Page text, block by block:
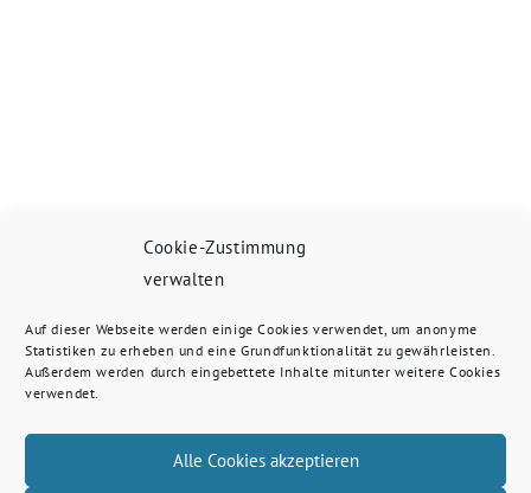
Cookie-Zustimmung
verwalten
Auf dieser Webseite werden einige Cookies verwendet, um anonyme
Statistiken zu erheben und eine Grundfunktionalität zu gewährleisten.
Außerdem werden durch eingebettete Inhalte mitunter weitere Cookies
verwendet.
Alle Cookies akzeptieren